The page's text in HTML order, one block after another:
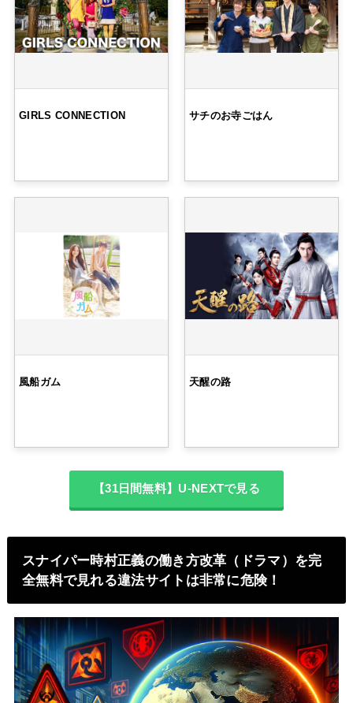
GIRLS CONNECTION サチのお寺ごはん
風船ガム 天醒の路
【31日間無料】U-NEXTで見る
スナイパー時村正義の働き方改革（ドラマ）を完
全無料で見れる違法サイトは非常に危険！